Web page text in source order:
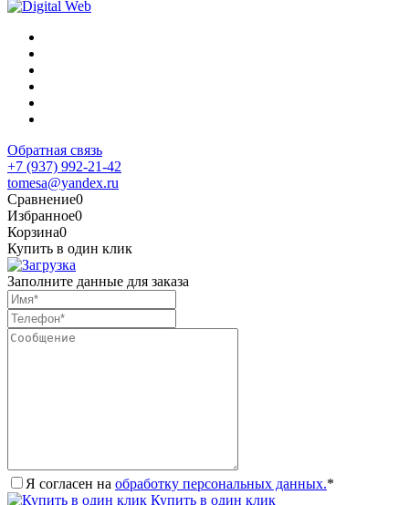
Обратная связь
+7 (937) 992-21-42
tomesa@yandex.ru
Сравнение0
Избранное0
Корзина0
Купить в один клик
Заполните данные для заказа
Я согласен на обработку персональных данных.*
Купить в один клик